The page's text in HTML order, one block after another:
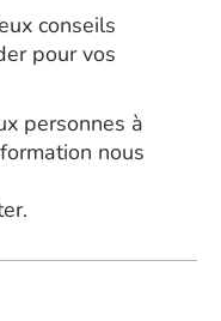
conseils
pour vos
personnes à
nous